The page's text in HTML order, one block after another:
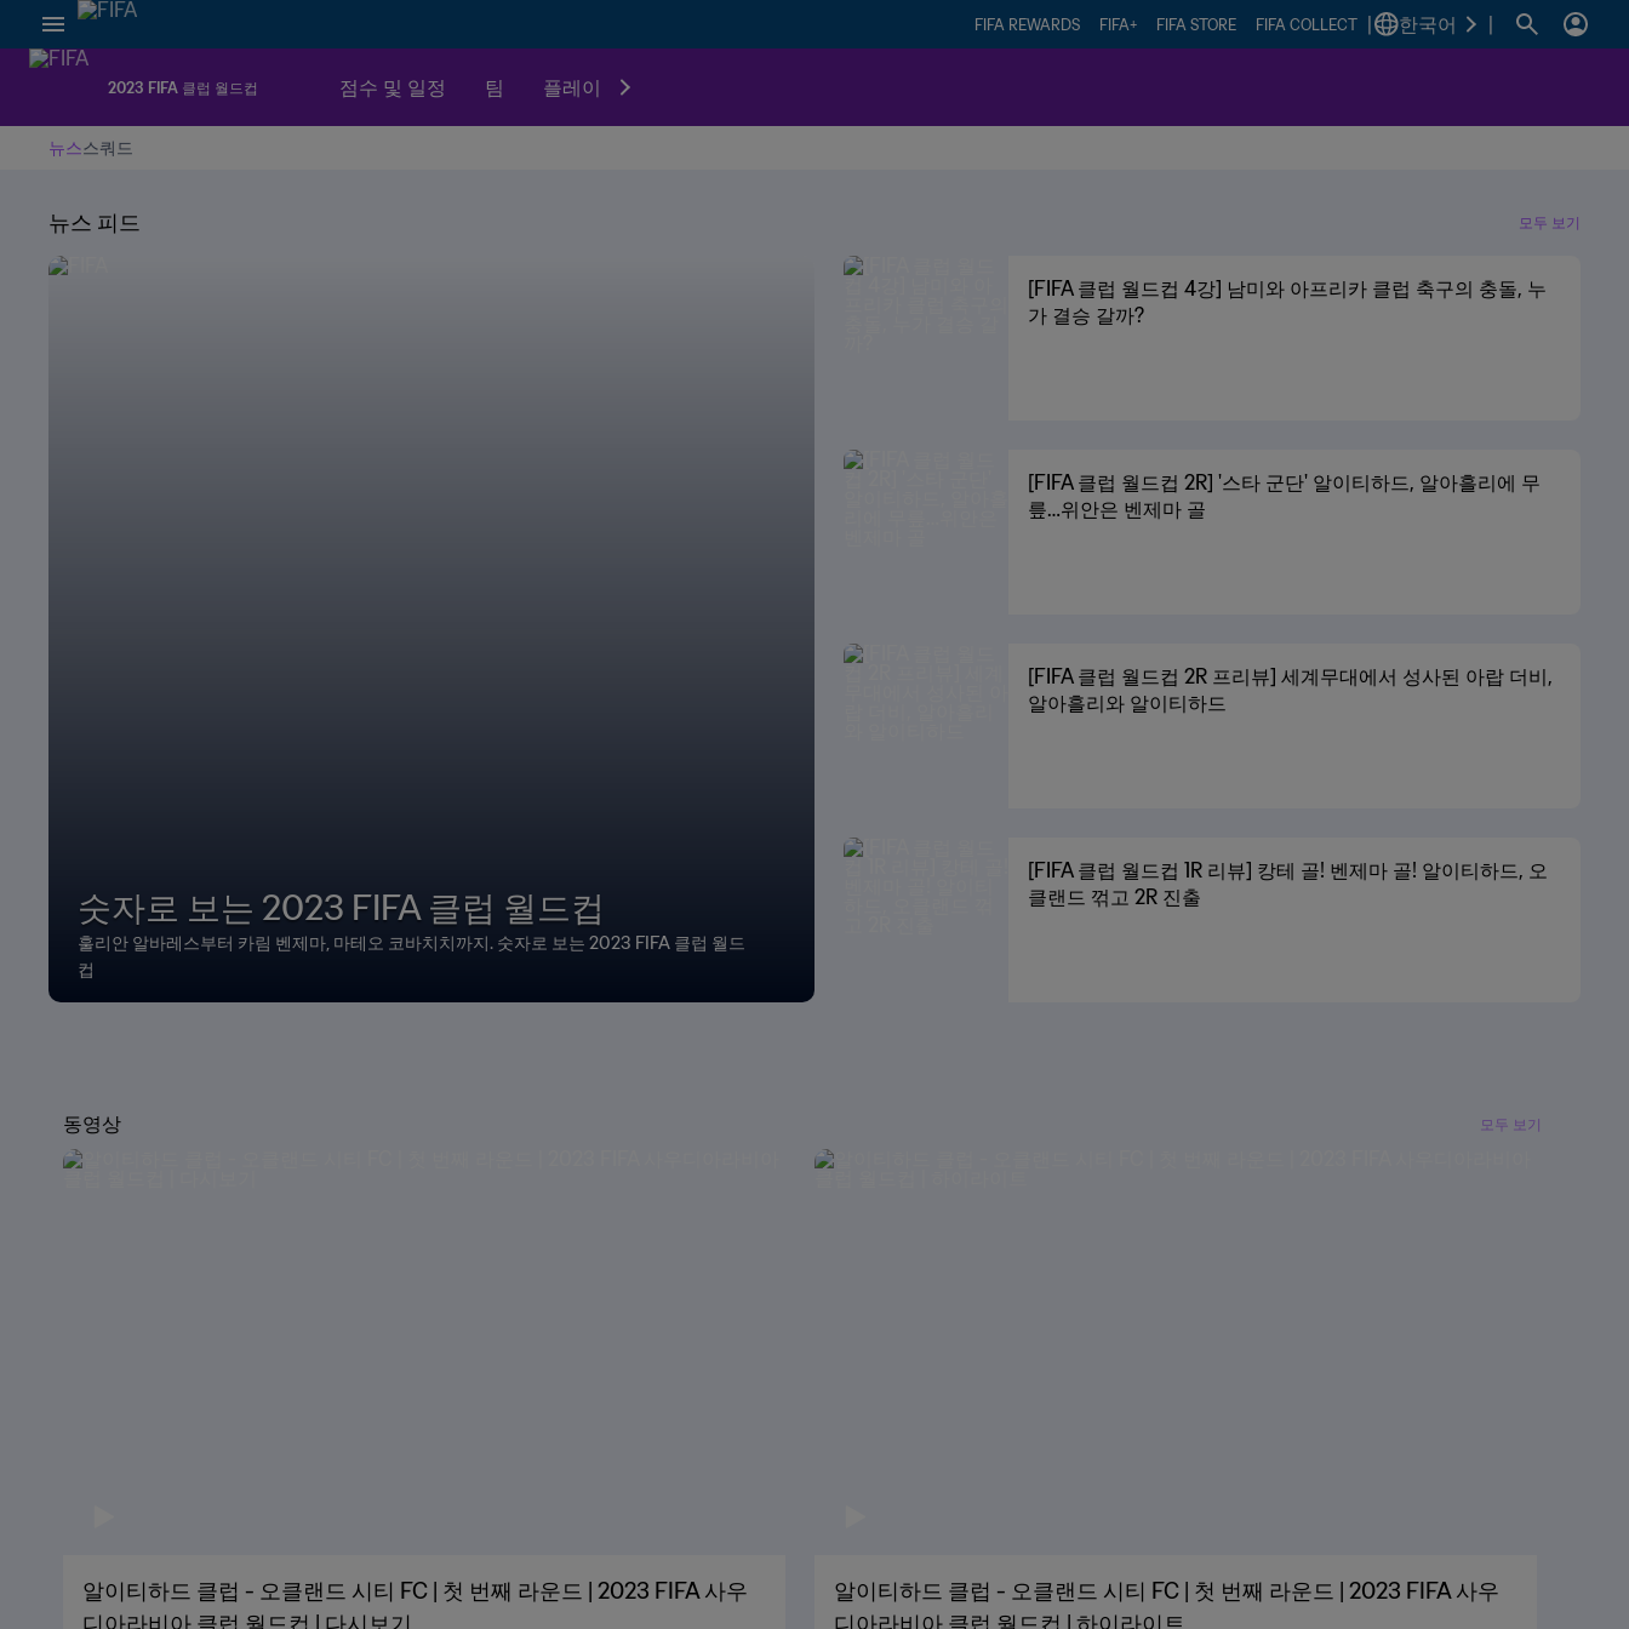
FIFA REWARDS FIFA+ FIFA STORE FIFA COLLECT 한국어
2023 FIFA 클럽 월드컵 점수 및 일정 팀 플레이
뉴스스쿼드
뉴스 피드 모두 보기
숫자로 보는 2023 FIFA 클럽 월드컵
훌리안 알바레스부터 카림 벤제마, 마테오 코바치치까지. 숫자로 보는 2023 FIFA 클럽 월드
컵
[FIFA 클럽 월드컵 4강] 남미와 아프리카 클럽 축구의 충돌, 누
가 결승 갈까?
[FIFA 클럽 월드컵 2R] '스타 군단' 알이티하드, 알아흘리에 무
릎…위안은 벤제마 골
[FIFA 클럽 월드컵 2R 프리뷰] 세계무대에서 성사된 아랍 더비,
알아흘리와 알이티하드
[FIFA 클럽 월드컵 1R 리뷰] 캉테 골! 벤제마 골! 알이티하드, 오
클랜드 꺾고 2R 진출
동영상 모두 보기
알이티하드 클럽 - 오클랜드 시티 FC | 첫 번째 라운드 | 2023 FIFA 사우
알이티하드 클럽 - 오클랜드 시티 FC | 첫 번째 라운드 | 2023 FIFA 사우